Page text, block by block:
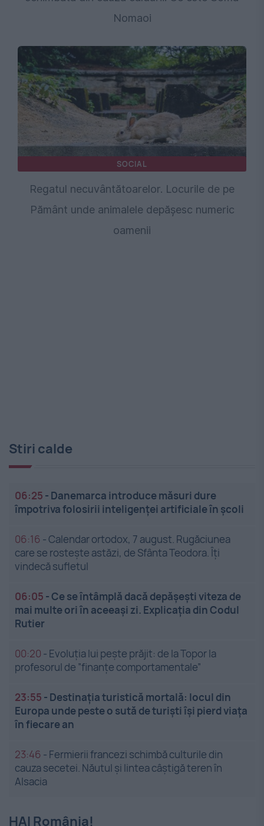
Nomaoi
SOCIAL
Regatul necuvântătoarelor. Locurile de pe
Pământ unde animalele depășesc numeric
oamenii
Stiri calde
06:25 - Danemarca introduce măsuri dure
împotriva folosirii inteligenței artificiale în școli
06:16 -Calendar ortodox, 7 august. Rugăciunea
care se rostește astăzi, de Sfânta Teodora. Îți
vindecă sufletul
06:05 -Ce se întâmplă dacă depășești viteza de
mai multe ori în aceeași zi. Explicația din Codul
Rutier
00:20 - Evoluția lui pește prăjit: de la Topor la
profesorul de ”finanțe comportamentale”
23:55 - Destinația turistică mortală: locul din
Europa unde peste o sută de turiști își pierd viața
în fiecare an
23:46 - Fermierii francezi schimbă culturile din
cauza secetei. Năutul și lintea câștigă teren în
Alsacia
HAI România!